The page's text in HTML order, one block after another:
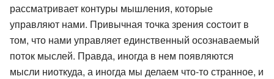
рассматривает контуры мышления, которые
управляют нами. Привычная точка зрения состоит в
том, что нами управляет единственный осознаваемый
поток мыслей. Правда, иногда в нем появляются
мысли ниоткуда, а иногда мы делаем что-то странное, и